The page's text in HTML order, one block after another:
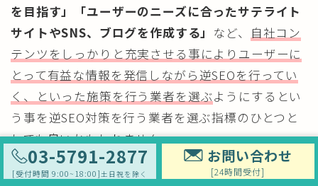
を目指す」「ユーザーのニーズに合ったサテライト
サイトやSNS、ブログを作成する」 など、 自社コン
テンツをしっかりと充実させる事によりユーザーに
とって有益な情報を発信しながら逆SEOを行ってい
く、といった施策を行う業者を選ぶようにするとい
う事を逆SEO対策を行う業者を選ぶ指標のひとつと
しても良いかもしれません。
03-5791-2877
[受付時間 9:00~18:00]土日祝を除く
お問い合わせ
[24時間受付]